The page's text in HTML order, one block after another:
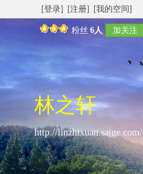
[登录] [注册] [我的空间]
粉丝 6人 加关注
林之轩
http://linzhixuan.saige.com/